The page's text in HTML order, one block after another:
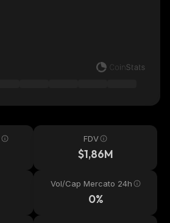
FDV
$1,86M
Vol/Cap Mercato 24h
0%